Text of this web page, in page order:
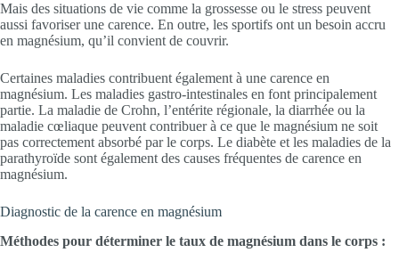
Mais des situations de vie comme la grossesse ou le stress peuvent
aussi favoriser une carence. En outre, les sportifs ont un besoin accru
en magnésium, qu’il convient de couvrir.
Certaines maladies contribuent également à une carence en
magnésium. Les maladies gastro-intestinales en font principalement
partie. La maladie de Crohn, l’entérite régionale, la diarrhée ou la
maladie cœliaque peuvent contribuer à ce que le magnésium ne soit
pas correctement absorbé par le corps. Le diabète et les maladies de la
parathyroïde sont également des causes fréquentes de carence en
magnésium.
Diagnostic de la carence en magnésium
Méthodes pour déterminer le taux de magnésium dans le corps :